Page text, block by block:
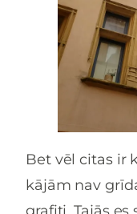
Bet vēl citas ir
kājām nav